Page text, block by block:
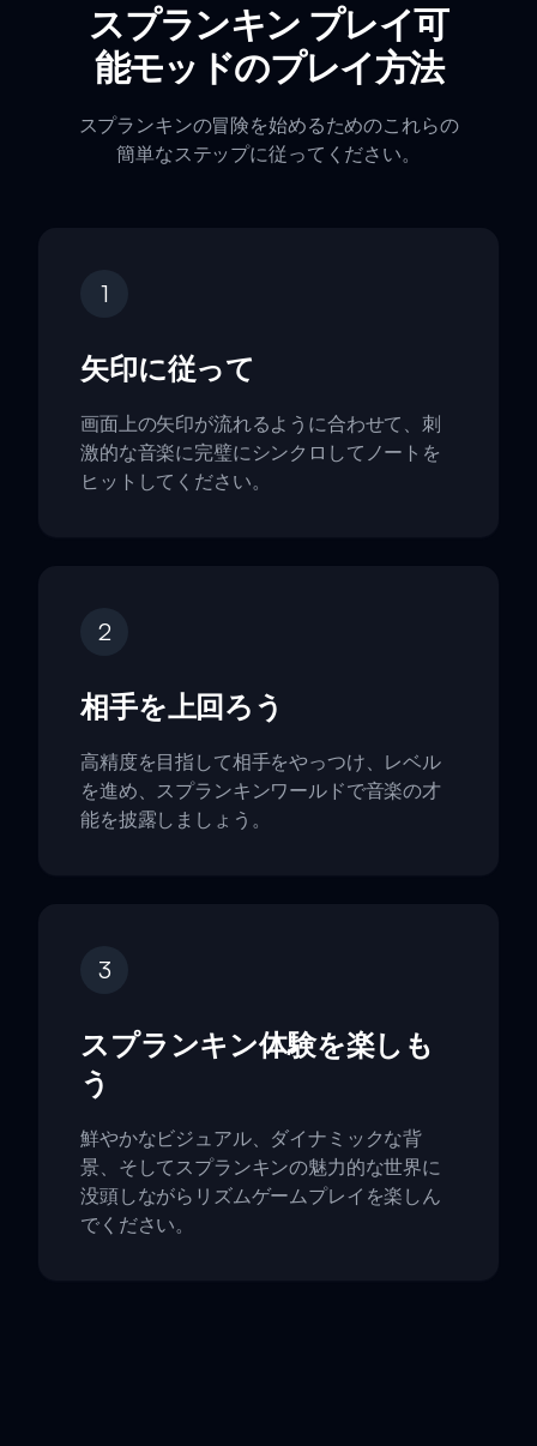
スプランキン プレイ可
能モッドのプレイ方法
スプランキンの冒険を始めるためのこれらの
簡単なステップに従ってください。
1
矢印に従って
画面上の矢印が流れるように合わせて、刺
激的な音楽に完璧にシンクロしてノートを
ヒットしてください。
2
相手を上回ろう
高精度を目指して相手をやっつけ、レベル
を進め、スプランキンワールドで音楽の才
能を披露しましょう。
3
スプランキン体験を楽しも
う
鮮やかなビジュアル、ダイナミックな背
景、そしてスプランキンの魅力的な世界に
没頭しながらリズムゲームプレイを楽しん
でください。